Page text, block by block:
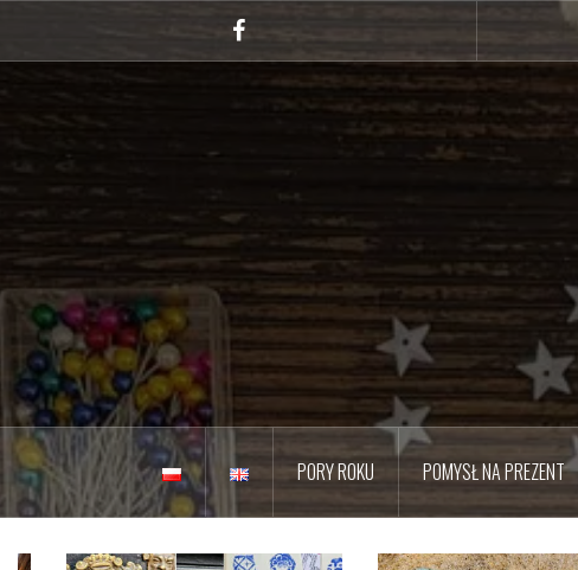
treści
PORY ROKU POMYSŁ NA PREZENT